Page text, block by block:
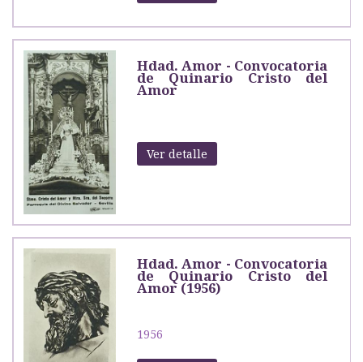
Hdad. Amor - Convocatoria
de Quinario Cristo del
Amor
Ver detalle
Hdad. Amor - Convocatoria
de Quinario Cristo del
Amor (1956)
1956